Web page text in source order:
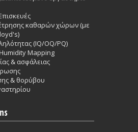
καθαρών χώρων (με
(IQ/OQ/PQ)
Mapping
& ασφάλειας
& θορύβου